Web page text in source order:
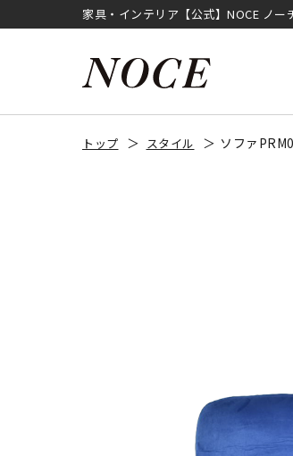
家具・インテリア【公式】NOCE ノー
トップ スタイル ソファ